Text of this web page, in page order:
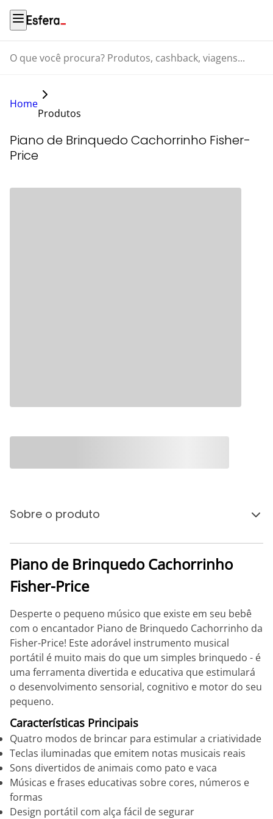
O que você procura? Produtos, cashback, viagens...
Home
Produtos
Piano de Brinquedo Cachorrinho Fisher-
Price
Sobre o produto
Piano de Brinquedo Cachorrinho
Fisher-Price
Desperte o pequeno músico que existe em seu bebê
com o encantador Piano de Brinquedo Cachorrinho da
Fisher-Price! Este adorável instrumento musical
portátil é muito mais do que um simples brinquedo - é
uma ferramenta divertida e educativa que estimulará
o desenvolvimento sensorial, cognitivo e motor do seu
pequeno.
Características Principais
Quatro modos de brincar para estimular a criatividade
Teclas iluminadas que emitem notas musicais reais
Sons divertidos de animais como pato e vaca
Músicas e frases educativas sobre cores, números e
formas
Design portátil com alça fácil de segurar